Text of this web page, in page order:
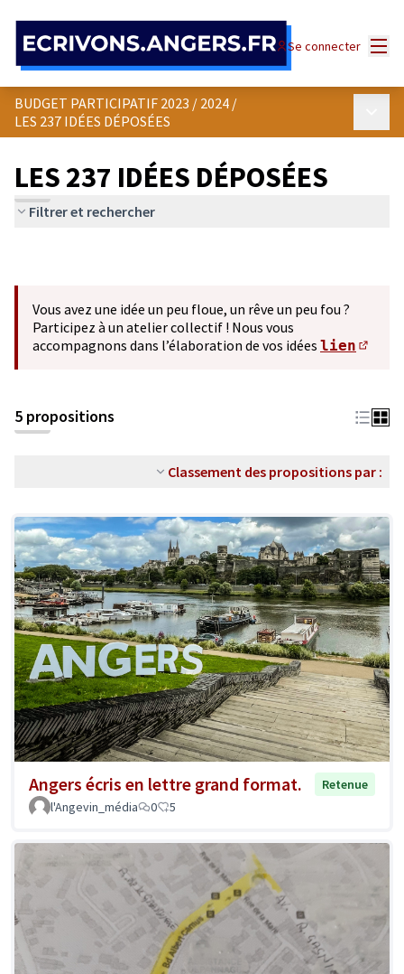
Se connecter
BUDGET PARTICIPATIF 2023 / 2024 /
LES 237 IDÉES DÉPOSÉES
LES 237 IDÉES DÉPOSÉES
Filtrer et rechercher
Vous avez une idée un peu floue, un rêve un peu fou ?
Participez à un atelier collectif ! Nous vous
accompagnons dans l’élaboration de vos idées lien
5 propositions
Classement des propositions par :
Angers écris en lettre grand format.
Retenue
l'Angevin_média
0 5